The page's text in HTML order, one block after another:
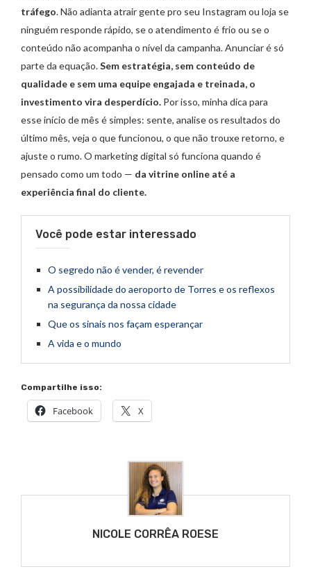
tráfego. Não adianta atrair gente pro seu Instagram ou loja se
ninguém responde rápido, se o atendimento é frio ou se o
conteúdo não acompanha o nível da campanha. Anunciar é só
parte da equação.Sem estratégia, sem conteúdo de
qualidade e sem uma equipe engajada e treinada, o
investimento vira desperdício. Por isso, minha dica para
esse início de mês é simples: sente, analise os resultados do
último mês, veja o que funcionou, o que não trouxe retorno, e
ajuste o rumo. O marketing digital só funciona quando é
pensado como um todo — da vitrine online até a
experiência final do cliente.
Você pode estar interessado
O segredo não é vender, é revender
A possibilidade do aeroporto de Torres e os reflexos
na segurança da nossa cidade
Que os sinais nos façam esperançar
A vida e o mundo
Compartilhe isso:
Facebook X
NICOLE CORRÊA ROESE